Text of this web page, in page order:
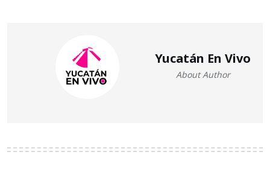
Yucatán En Vivo
About Author